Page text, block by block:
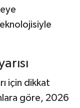
için dikkat
göre, 2026